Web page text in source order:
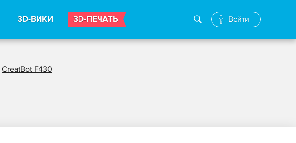
3D-ВИКИ 3D-ПЕЧАТЬ Войти
CreatBot F430